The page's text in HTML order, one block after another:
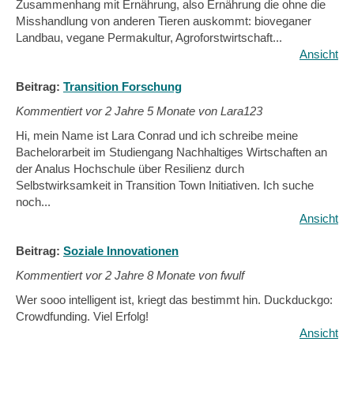
Zusammenhang mit Ernährung, also Ernährung die ohne die
Misshandlung von anderen Tieren auskommt: bioveganer
Landbau, vegane Permakultur, Agroforstwirtschaft...
Ansicht
Beitrag: Transition Forschung
Kommentiert vor2 Jahre 5 Monate von Lara123
Hi, mein Name ist Lara Conrad und ich schreibe meine
Bachelorarbeit im Studiengang Nachhaltiges Wirtschaften an
der Analus Hochschule über Resilienz durch
Selbstwirksamkeit in Transition Town Initiativen. Ich suche
noch...
Ansicht
Beitrag: Soziale Innovationen
Kommentiert vor2 Jahre 8 Monate von fwulf
Wer sooo intelligent ist, kriegt das bestimmt hin. Duckduckgo:
Crowdfunding. Viel Erfolg!
Ansicht